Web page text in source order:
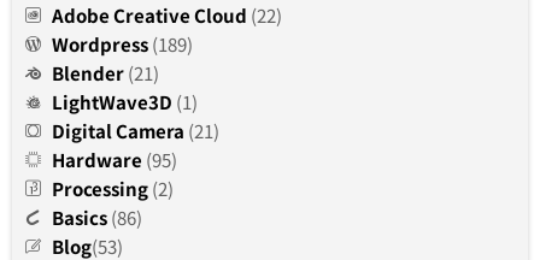
Adobe Creative Cloud (22)
Wordpress(189)
Blender(21)
LightWave3D (1)
Digital Camera (21)
Hardware (95)
Processing(2)
Basics(86)
Blog(53)